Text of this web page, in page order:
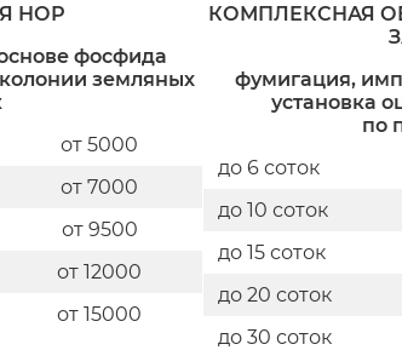
НОР
фосфида
земляных
от 5000
от 7000
от 9500
от 12000
от 15000
КОМПЛЕКСНАЯ
фумигация,
установка
по
до 6 соток
до 10 соток
до 15 соток
до 20 соток
до 30 соток